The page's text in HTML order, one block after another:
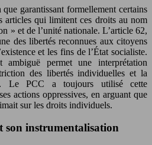
garantissant formellement certains
articles qui limitent ces droits au nom
» et de l’unité nationale. L’article 62,
des libertés reconnues aux citoyens
et les fins de l’État socialiste.
permet une interprétation
des libertés individuelles et la
Le PCC a toujours utilisé cette
actions oppressives, en arguant que
sur les droits individuels.
son instrumentalisation